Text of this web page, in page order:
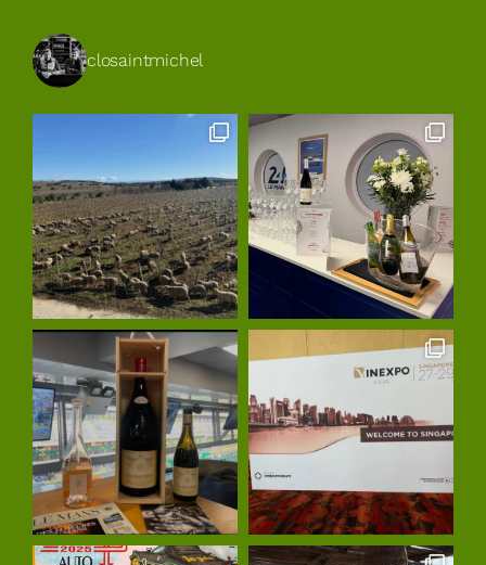
closaintmichel